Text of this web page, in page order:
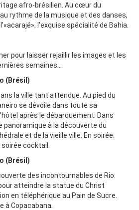
afro-brésilien. Au cœur du
rythme de la musique et des danses,
l'exquise spécialité de Bahia.
pour laisser rejaillir les images et les
semaines…
(Brésil)
la ville tant attendue. Au pied du
se dévoile dans toute sa
après le débarquement. Dans
panoramique à la découverte du
et de la vieille ville. En soirée:
cocktail.
(Brésil)
des incontournables de Rio:
atteindre la statue du Christ
en téléphérique au Pain de Sucre.
à Copacabana.